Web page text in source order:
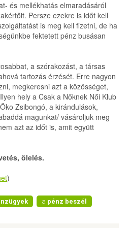
és mellékhatás elmaradásáról
Persze ezekre is időt kell
is meg kell fizetni, de ha
fektetett pénz busásan
a szórakozást, a társas
tartozás érzését. Erre nagyon
megkeresni azt a közösséget,
hely a Csak a Nőknek Női Klub
Zsibongó, a kirándulások,
magunkat/ vásároljuk meg
azt az időt is, amit együtt
ölelés.
)
a pénz beszél